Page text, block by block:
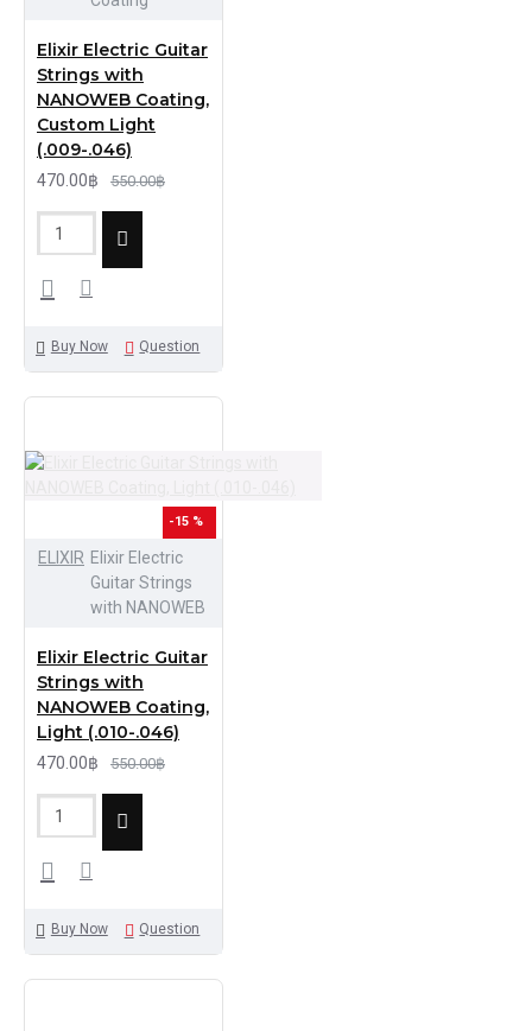
Elixir Electric Guitar
Strings with
NANOWEB Coating,
Custom Light
(.009-.046)
470.00฿ 550.00฿
Buy Now Question
-15 %
ELIXIR Elixir Electric
Guitar Strings
with NANOWEB
Elixir Electric Guitar
Strings with
NANOWEB Coating,
Light (.010-.046)
470.00฿ 550.00฿
Buy Now Question